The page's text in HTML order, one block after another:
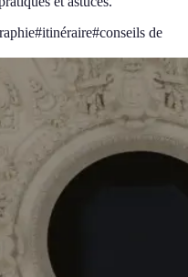
#itinéraire#conseils de